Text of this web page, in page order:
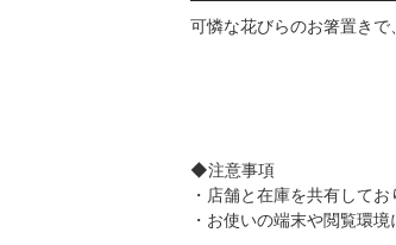
可憐な花びらのお箸置きで
◆注意事項
・店舗と在庫を共有して
・お使いの端末や閲覧環